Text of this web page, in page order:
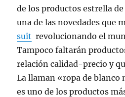
de los productos estrella
una de las novedades que
suit revolucionando el
Tampoco faltarán
relación calidad-precio y
La llaman «ropa de blanco
es uno de los productos